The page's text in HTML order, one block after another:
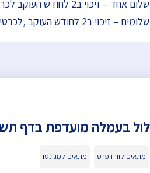
לחודש העוקב לכרטיסים שהונפקו בישראל*
העוקב ,לכרטיסים שהונפקו בישראל*
בעמלה מועדפת בדף
מתאים לוורדפרס מתאים למג׳נטו